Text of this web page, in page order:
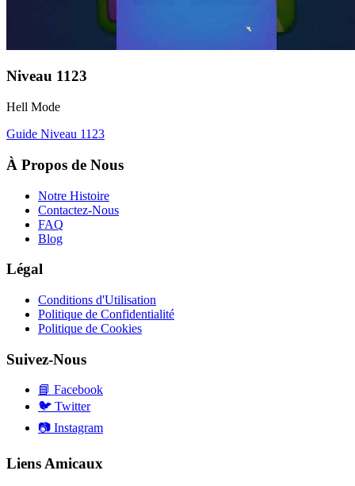
Niveau 1123
Hell Mode
Guide Niveau 1123
À Propos de Nous
Notre Histoire
Contactez-Nous
FAQ
Blog
Légal
Conditions d'Utilisation
Politique de Confidentialité
Politique de Cookies
Suivez-Nous
📘 Facebook
🐦 Twitter
📷 Instagram
Liens Amicaux